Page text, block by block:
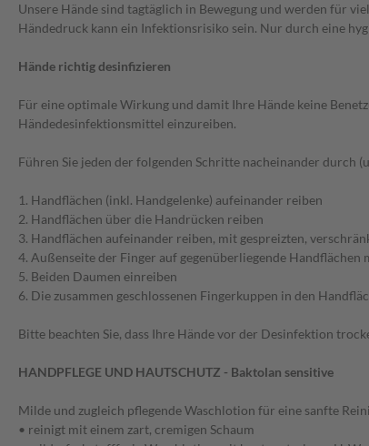
Unsere Hände sind tagtäglich in Bewegung und werden für
Händedruck kann ein Infektionsrisiko sein. Nur durch eine
Hände richtig desinfizieren
Für eine optimale Wirkung und damit Ihre Hände keine
Händedesinfektionsmittel einzureiben.
Führen Sie jeden der folgenden Schritte nacheinander durch
1. Handflächen (inkl. Handgelenke) aufeinander reiben
2. Handflächen über die Handrücken reiben
3. Handflächen aufeinander reiben, mit gespreizten,
4. Außenseite der Finger auf gegenüberliegende
5. Beiden Daumen einreiben
6. Die zusammen geschlossenen Fingerkuppen in den
Bitte beachten Sie, dass Ihre Hände vor der Desinfektion
HANDPFLEGE UND HAUTSCHUTZ - Baktolan sensitive
Milde und zugleich pflegende Waschlotion für eine sanfte
• reinigt mit einem zart, cremigen Schaum